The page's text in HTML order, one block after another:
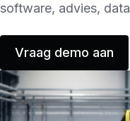
software, advies,
Vraag demo aan